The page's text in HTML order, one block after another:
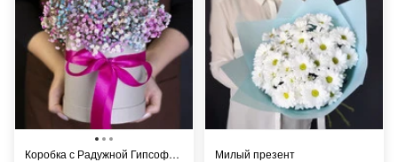
Коробка с Радужной Гипсофилой Милый презент